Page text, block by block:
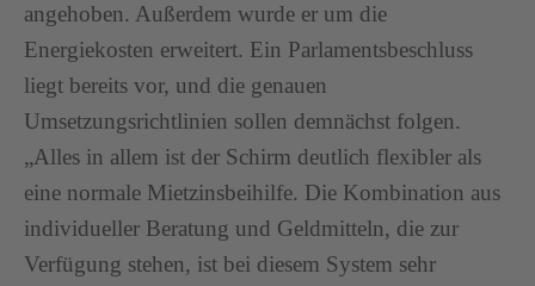
angehoben. Außerdem wurde er um die
Energiekosten erweitert. Ein Parlamentsbeschluss
liegt bereits vor, und die genauen
Umsetzungsrichtlinien sollen demnächst folgen.
„Alles in allem ist der Schirm deutlich flexibler als
eine normale Mietzinsbeihilfe. Die Kombination aus
individueller Beratung und Geldmitteln, die zur
Verfügung stehen, ist bei diesem System sehr